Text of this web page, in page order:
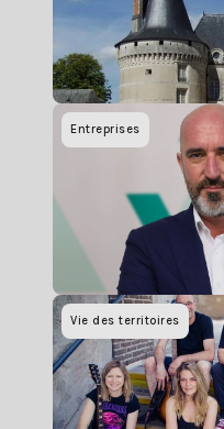
Entreprises
Vie des territoires